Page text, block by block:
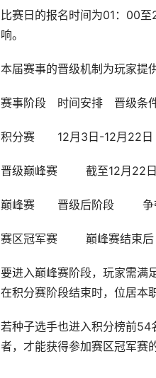
比赛日的报名时间为01：00
响。
本届赛事的晋级机制为玩家提
赛事阶段 时间安排 晋级条
积分赛 12月3日-12月22日
晋级巅峰赛 截至12月22
巅峰赛 晋级后阶段
赛区冠军赛 巅峰赛结束后
要进入巅峰赛阶段，玩家需满
在积分赛阶段结束时，位居本
若种子选手也进入积分榜前54
者，才能获得参加赛区冠军赛